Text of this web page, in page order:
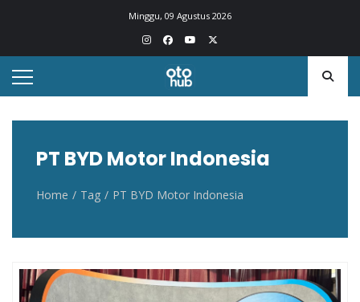
Minggu, 09 Agustus 2026
Otohub.co
Portal berita otomotif Indonesia terkini
PT BYD Motor Indonesia
Home Tag PT BYD Motor Indonesia